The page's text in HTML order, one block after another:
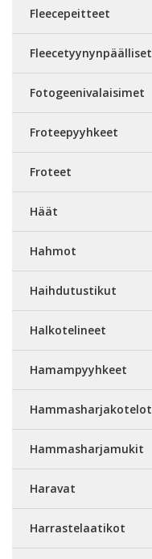
Fleecepeitteet
Fleecetyynynpäälliset
Fotogeenivalaisimet
Froteepyyhkeet
Froteet
Häät
Hahmot
Haihdutustikut
Halkotelineet
Hamampyyhkeet
Hammasharjakotelot
Hammasharjamukit
Haravat
Harrastelaatikot